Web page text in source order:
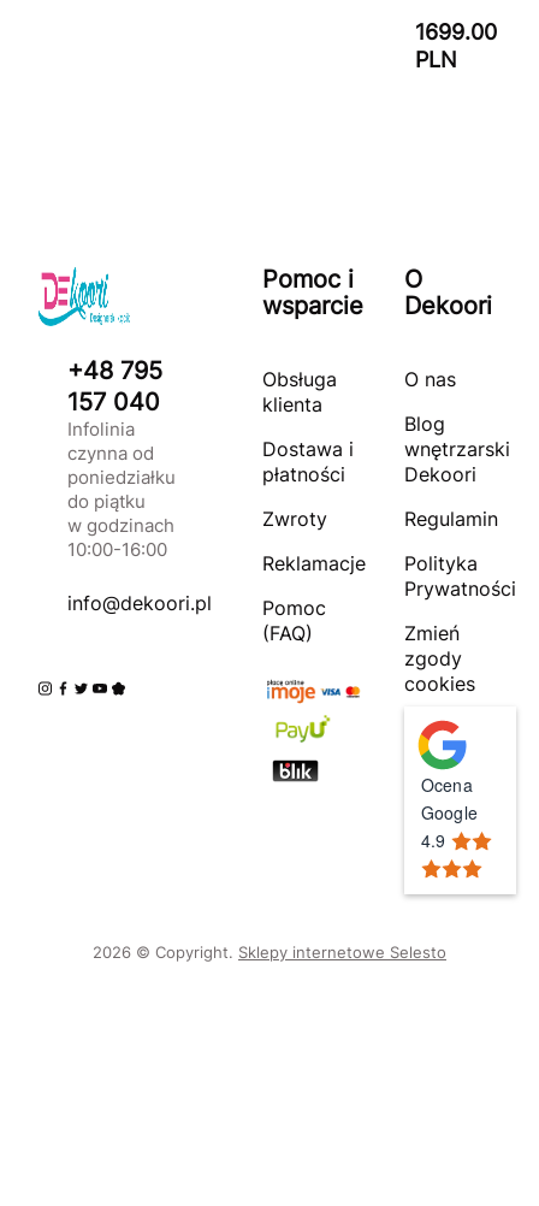
1699.00
PLN
+48 795
157 040
Infolinia
czynna od
poniedziałku
do piątku
w godzinach
10:00-16:00
info@dekoori.pl
Pomoc i
wsparcie
Obsługa
klienta
Dostawa i
płatności
Zwroty
Reklamacje
Pomoc
(FAQ)
O
Dekoori
O nas
Blog
wnętrzarski
Dekoori
Regulamin
Polityka
Prywatności
Zmień
zgody
cookies
Ocena
Google
4.9
2026 © Copyright. Sklepy internetowe Selesto